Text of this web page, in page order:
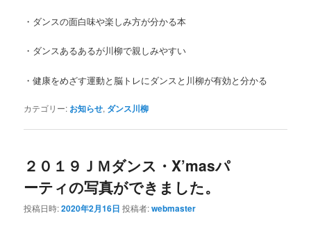
・ダンスの面白味や楽しみ方が分かる本
・ダンスあるあるが川柳で親しみやすい
・健康をめざす運動と脳トレにダンスと川柳が有効と分かる
カテゴリー: お知らせ, ダンス川柳
２０１９ＪＭダンス・X’masパ
ーティの写真ができました。
投稿日時:2020年2月16日 投稿者:webmaster